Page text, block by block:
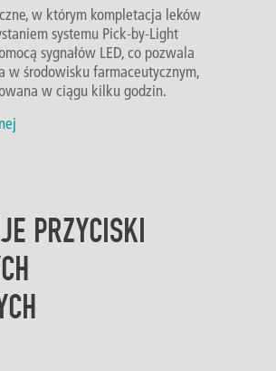
w którym kompletacja leków
systemu Pick-by-Light
sygnałów LED, co pozwala
w środowisku farmaceutycznym,
w ciągu kilku godzin.
PRZYCISKI